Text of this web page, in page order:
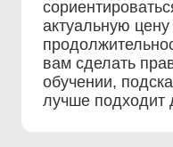
актуальную
вам сделать
обучении,
лучше подходит